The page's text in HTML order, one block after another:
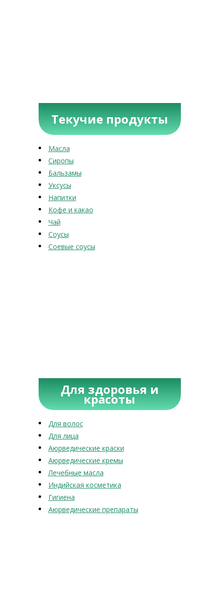
Текучие продукты
Масла
Сиропы
Бальзамы
Уксусы
Напитки
Кофе и какао
Чай
Соусы
Соевые соусы
Для здоровья и
красоты
Для волос
Для лица
Аюрведические краски
Аюрведические кремы
Лечебные масла
Индийская косметика
Гигиена
Аюрведические препараты